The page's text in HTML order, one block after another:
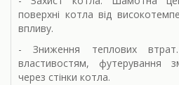
поверхні котла від
впливу.
- Зниження теплових втрат.
властивостям, футерування
через стінки котла.